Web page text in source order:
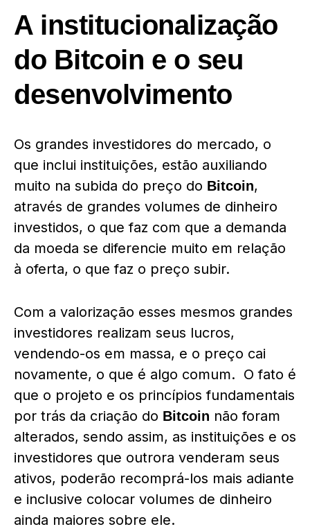
A institucionalização
do Bitcoin e o seu
desenvolvimento
Os grandes investidores do mercado, o
que inclui instituições, estão auxiliando
muito na subida do preço do Bitcoin,
através de grandes volumes de dinheiro
investidos, o que faz com que a demanda
da moeda se diferencie muito em relação
à oferta, o que faz o preço subir.
Com a valorização esses mesmos grandes
investidores realizam seus lucros,
vendendo-os em massa, e o preço cai
novamente, o que é algo comum. O fato é
que o projeto e os princípios fundamentais
por trás da criação do Bitcoin não foram
alterados, sendo assim, as instituições e os
investidores que outrora venderam seus
ativos, poderão recomprá-los mais adiante
e inclusive colocar volumes de dinheiro
ainda maiores sobre ele.